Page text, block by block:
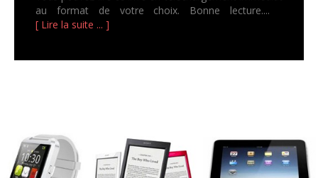
au format de votre choix. Bonne lecture....
[ Lire la suite ... ]